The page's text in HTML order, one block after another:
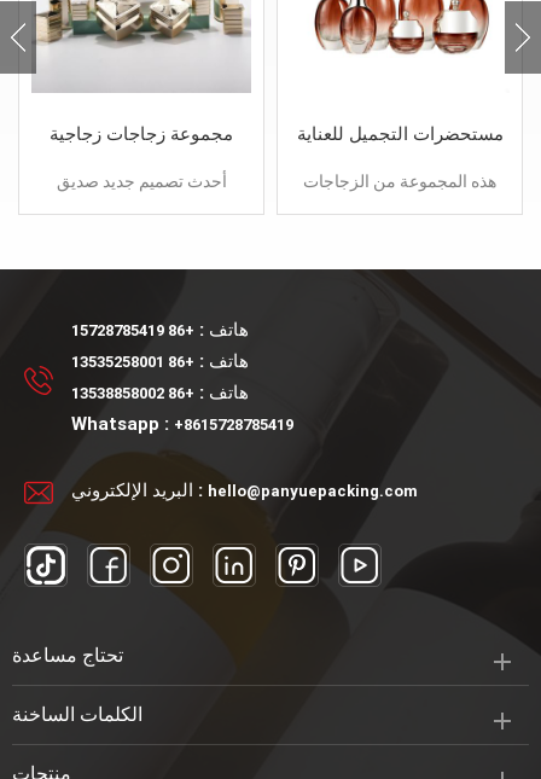
مجموعة زجاجات زجاجية
التجميل
أحدث تصميم جديد صديق
للبيئة 30 جرام 50 جرام غسول
مجموعة الزجاجات والجرار ،
للزيت العطري.
مستحضرات التجميل للعناية
والجرار الفاخرة
هذه المجموعة من الزجاجات
الفاخرة للعناية بالبشرة
50 مل 100 مل 120 مل وجرة
هاتف : +86 15728785419
هاتف : +86 13535258001
هاتف : +86 13538858002
Whatsapp : +8615728785419
البريد الإلكتروني : hello@panyuepacking.com
تحتاج مساعدة
الكلمات الساخنة
منتجات